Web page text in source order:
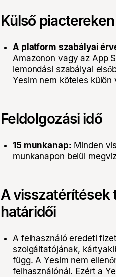
Külső
A platform szabályai
Amazonon vagy az App
lemondási szabályai
Yesim nem köteles
Feldolgozási idő
15 munkanap: Minden
munkanapon belül
A visszatérítések
határidői
A felhasználó eredeti
szolgáltatójának,
függ. A Yesim nem
felhasználónál. Ezért a